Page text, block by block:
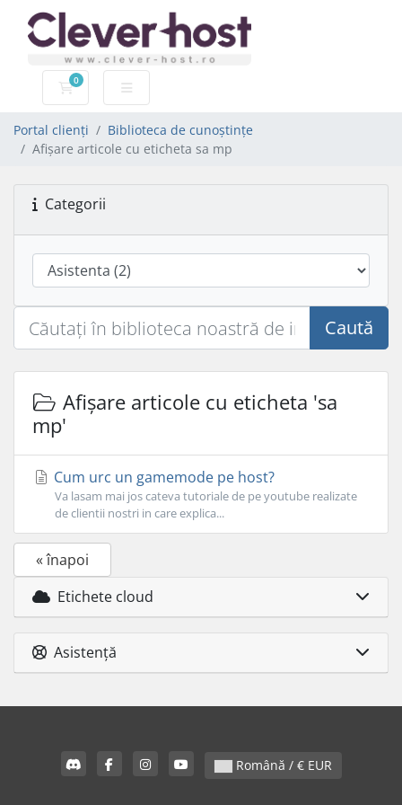
0
Coș de cumpărături
Portal clienți
Biblioteca de cunoștințe
Afișare articole cu eticheta sa mp
Categorii
Caută
Afișare articole cu eticheta 'sa
mp'
Cum urc un gamemode pe host?
Va lasam mai jos cateva tutoriale de pe youtube realizate
de clientii nostri in care explica...
« înapoi
Etichete cloud
Asistență
Română / € EUR